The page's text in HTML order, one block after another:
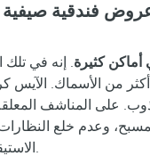
فندقية صيفية
كثيرة. إنه في تلك
من الأسماك. الآيس
على المناشف
، وعدم خلع
الاستيقاظ حتى وقت النوم.